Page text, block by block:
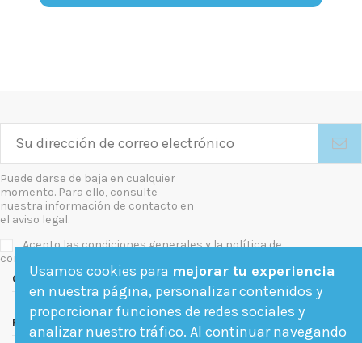
Puede darse de baja en cualquier
momento. Para ello, consulte
nuestra información de contacto en
el aviso legal.
Acepto las condiciones generales y la política de
confidencialidad
Contact us
Follow us
Usamos cookies para mejorar tu experiencia
en nuestra página, personalizar contenidos y
proporcionar funciones de redes sociales y
analizar nuestro tráfico. Al continuar navegando